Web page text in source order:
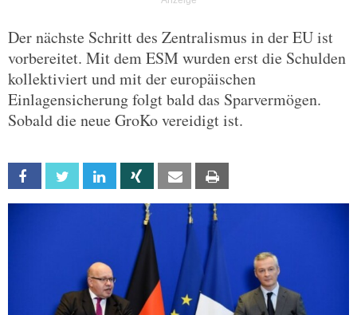
Der nächste Schritt des Zentralismus in der EU ist
vorbereitet. Mit dem ESM wurden erst die Schulden
kollektiviert und mit der europäischen
Einlagensicherung folgt bald das Sparvermögen.
Sobald die neue GroKo vereidigt ist.
Facebook Twitter Linkedin Xing Email